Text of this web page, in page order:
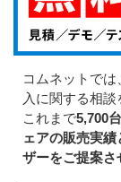
コムネットで
入に関する相談
これまで5,700
ェアの販売実績
ザーをご提案さ